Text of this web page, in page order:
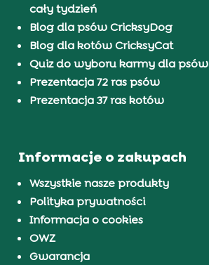
cały tydzień
Blog dla psów CricksyDog
Blog dla kotów CricksyCat
Quiz do wyboru karmy dla psów
Prezentacja 72 ras psów
Prezentacja 37 ras kotów
Informacje o zakupach
Wszystkie nasze produkty
Polityka prywatności
Informacja o cookies
OWZ
Gwarancja